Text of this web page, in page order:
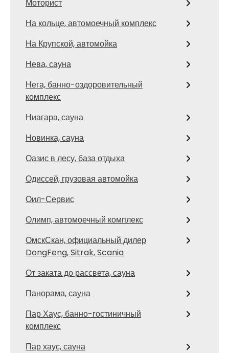
Моторист
На кольце, автомоечный комплекс
На Крупской, автомойка
Нева, сауна
Нега, банно-оздоровительный
комплекс
Ниагара, сауна
Новинка, сауна
Оазис в лесу, база отдыха
Одиссей, грузовая автомойка
Оил-Сервис
Олимп, автомоечный комплекс
ОмскСкан, официальный дилер
DongFeng, Sitrak, Scania
От заката до рассвета, сауна
Панорама, сауна
Пар Хаус, банно-гостиничный
комплекс
Пар хаус, сауна